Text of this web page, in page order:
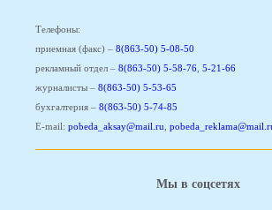
Телефоны:
приемная (факс) – 8(863-50) 5-08-50
рекламный отдел – 8(863-50) 5-58-76 5-21-66
журналисты – 8(863-50) 5-53-65
бухгалтерия – 8(863-50) 5-74-85
E-mail: pobeda_aksay@mail.ru
Мы в соцсетях